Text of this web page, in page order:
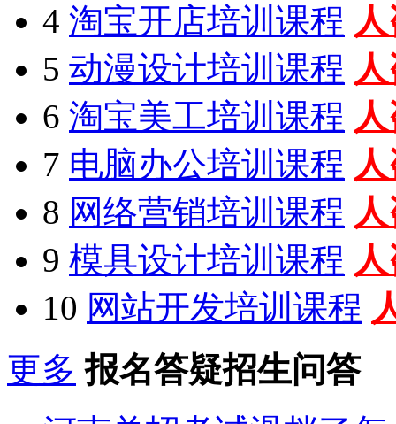
4 淘宝开店培训课程
5 动漫设计培训课程
6 淘宝美工培训课程
7 电脑办公培训课程
8 网络营销培训课程
9 模具设计培训课程
10 网站开发培训课程
更多 报名答疑招生问答